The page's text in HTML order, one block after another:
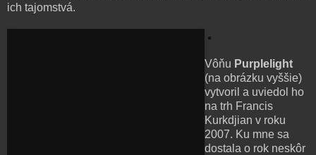
ich tajomstvá.
Vôňu Purplelight
(na obrázku vyššie)
vytvoril a uviedol ho
na trh Francis
Kurkdjian v roku
2007. Ku mne sa
dostala o rok neskôr